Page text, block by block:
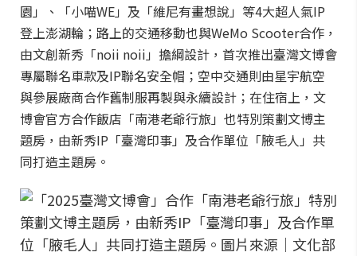
園」、「小喵WE」及「維尼有畫想說」等4大超人氣IP
登上澎湖輪；路上的交通移動也與WeMo Scooter合作，
由文創新秀「noii noii」擔綱設計，首次推出臺灣文博會
專屬聯名車款及IP聯名安全帽；空中交通則由星宇航空
與參展廠商合作舊制服再製與永續設計；在住宿上，文
博會官方合作飯店「南港老爺行旅」也特別策劃文博主
題房，由新秀IP「臺灣印事」及合作單位「腋毛人」共
同打造主題房。